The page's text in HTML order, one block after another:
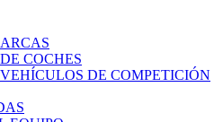
COCHES
DE COMPETICIÓN